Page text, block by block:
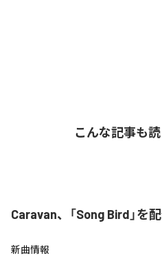
こんな記事も
Caravan、「Song Bird」を
新曲情報